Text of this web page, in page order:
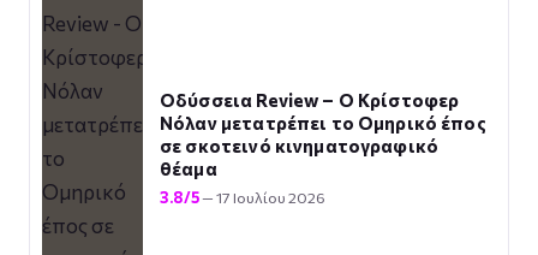
Οδύσσεια Review – Ο Κρίστοφερ
Νόλαν μετατρέπει το Ομηρικό έπος
σε σκοτεινό κινηματογραφικό
θέαμα
3.8/5— 17 Ιουλίου 2026